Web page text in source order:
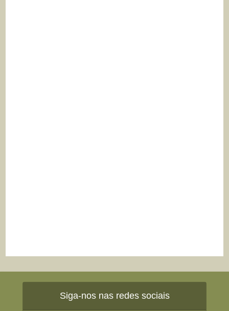
Siga-nos nas redes sociais